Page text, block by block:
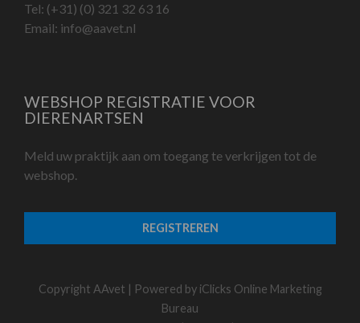
Tel: (+31) (0) 321 32 63 16
Email: info@aavet.nl
WEBSHOP REGISTRATIE VOOR
DIERENARTSEN
Meld uw praktijk aan om toegang te verkrijgen tot de
webshop.
REGISTREREN
Copyright AAvet | Powered by iClicks Online Marketing
Bureau